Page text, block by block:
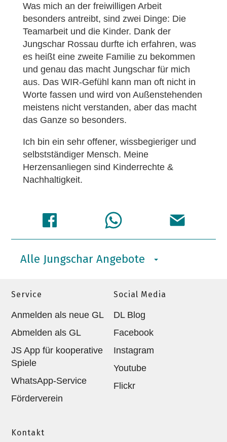
Was mich an der freiwilligen Arbeit
besonders antreibt, sind zwei Dinge: Die
Teamarbeit und die Kinder. Dank der
Jungschar Rossau durfte ich erfahren, was
es heißt eine zweite Familie zu bekommen
und genau das macht Jungschar für mich
aus. Das WIR-Gefühl kann man oft nicht in
Worte fassen und wird von Außenstehenden
meistens nicht verstanden, aber das macht
das Ganze so besonders.
Ich bin ein sehr offener, wissbegieriger und
selbstständiger Mensch. Meine
Herzensanliegen sind Kinderrechte &
Nachhaltigkeit.
Alle Jungschar Angebote
Service
Anmelden als neue GL
Abmelden als GL
JS App für kooperative
Spiele
WhatsApp-Service
Förderverein
Social Media
DL Blog
Facebook
Instagram
Youtube
Flickr
Kontakt